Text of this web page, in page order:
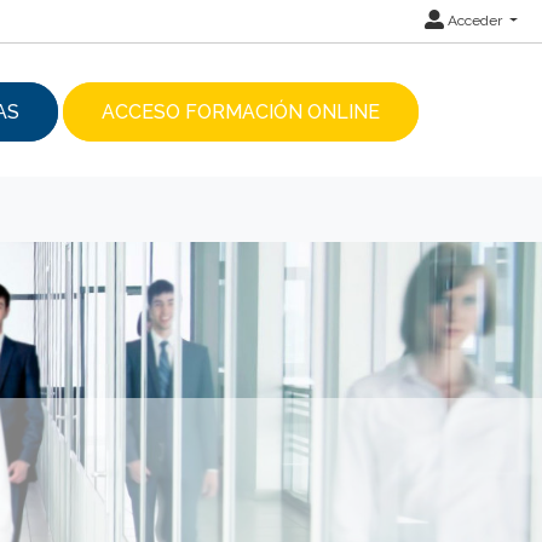
Acceder
ACCESO FORMACIÓN ONLINE